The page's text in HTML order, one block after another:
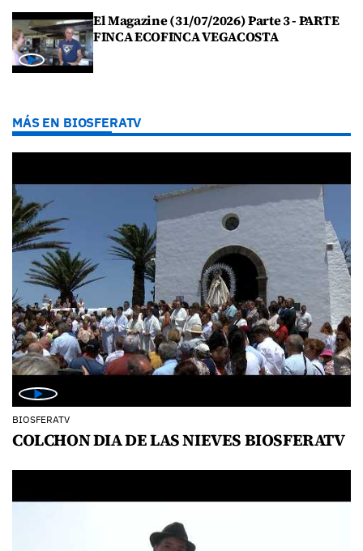
El Magazine (31/07/2026) Parte 3 - PARTE
FINCA ECOFINCA VEGACOSTA
MÁS EN BIOSFERATV
BIOSFERATV
COLCHON DIA DE LAS NIEVES BIOSFERATV